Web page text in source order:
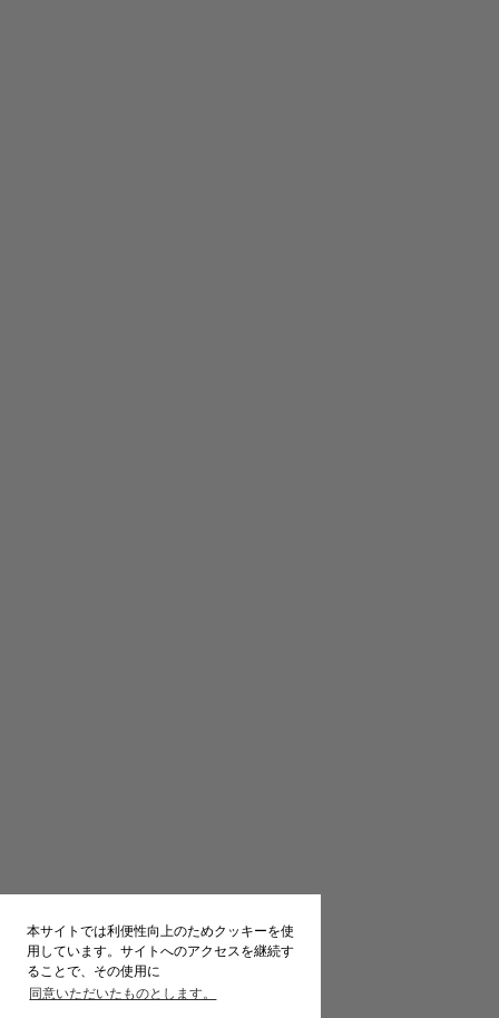
本サイトでは利便性向上のためクッキーを使
用しています。サイトへのアクセスを継続す
ることで、その使用に
同意いただいたものとします。